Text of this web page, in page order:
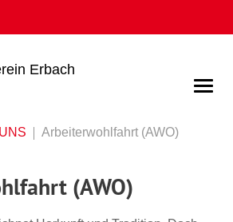
Erbach
Arbeiterwohlfahrt (AWO)
(AWO)